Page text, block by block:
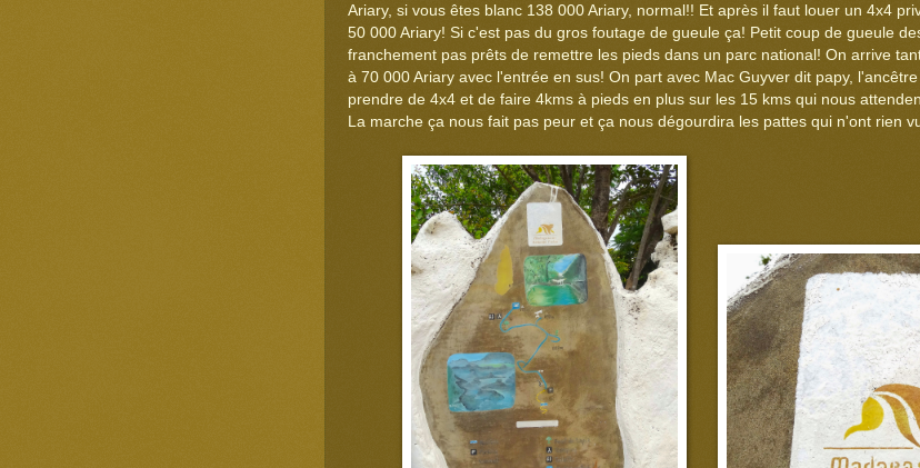
Ariary, si vous êtes blanc 138 000 Ariary, normal!! Et après il faut louer un 4x4
50 000 Ariary! Si c'est pas du gros foutage de gueule ça! Petit coup de gueule
franchement pas prêts de remettre les pieds dans un parc national! On arrive
à 70 000 Ariary avec l'entrée en sus! On part avec Mac Guyver dit papy,
prendre de 4x4 et de faire 4kms à pieds en plus sur les 15 kms qui nous
La marche ça nous fait pas peur et ça nous dégourdira les pattes qui n'ont rien